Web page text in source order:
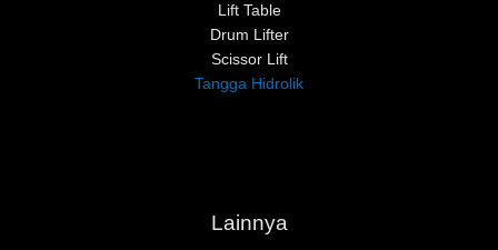
Lift Table
Drum Lifter
Scissor Lift
Tangga Hidrolik
Lainnya